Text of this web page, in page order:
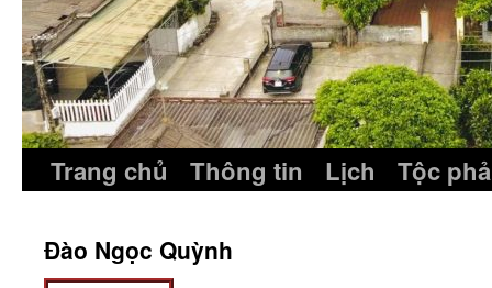
Trang chủ Thông tin Lịch Tộc phả
Đào Ngọc Quỳnh